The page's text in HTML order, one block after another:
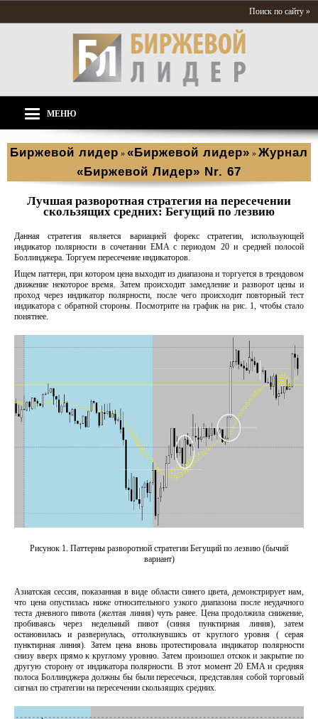
Поиск по сайту »
МЕНЮ
Биржевой лидер » «Биржевой лидер» » Журнал
«Биржевой Лидер» Nr. 67
Лучшая разворотная стратегия на пересечении
скользящих средних: Бегущий по лезвию
Данная стратегия является вариацией форекс стратегии, использующей
индикатор полярности в сочетании EMA с периодом 20 и средней полосой
Боллинджера. Торгуем пересечение индикаторов.
Ищем паттерн, при котором цена выходит из диапазона и торгуется в трендовом
движение некоторое время. Затем происходит замедление и разворот цены и
проход через индикатор полярности, после чего происходит повторный тест
индикатора с обратной стороны. Посмотрите на график на рис. 1, чтобы стало
понятнее.
Рисунок 1. Паттерны разворотной стратегии Бегущий по лезвию (бычий
вариант)
Азиатская сессия, показанная в виде области синего цвета, демонстрирует нам,
что цена опустилась ниже относительного узкого диапазона после неудачного
теста дневного пивота (желтая линия) чуть ранее. Цена продолжила снижение,
пробиваясь через недельный пивот (синяя пунктирная линия), затем
остановилась и развернулась, оттолкнувшись от круглого уровня ( серая
пунктирная линия). Затем цена вновь протестировала индикатор полярности
снизу вверх прямо к круглому уровню. Затем произошел отскок и закрытие по
другую сторону от индикатора полярности. В этот момент 20 EMA и средняя
полоса Боллинджера должны бы были пересечься, представляя собой торговый
сигнал по стратегии на пересечении скользящих средних.